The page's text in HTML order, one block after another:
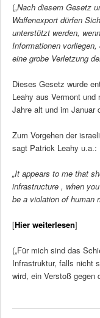
(„Nach diesem Gesetz
Waffenexport dürfen
unterstützt werden,
Informationen
eine grobe Verletzung
Dieses Gesetz wurde
Leahy aus Vermont
Jahre alt und im Januar
Zum Vorgehen der
sagt Patrick Leahy u.a.:
„It appears to me that
infrastructure , when
be a violation of human
[Hier weiterlesen]
(„Für mich sind das
Infrastruktur, falls nicht
wird, ein Verstoß gegen